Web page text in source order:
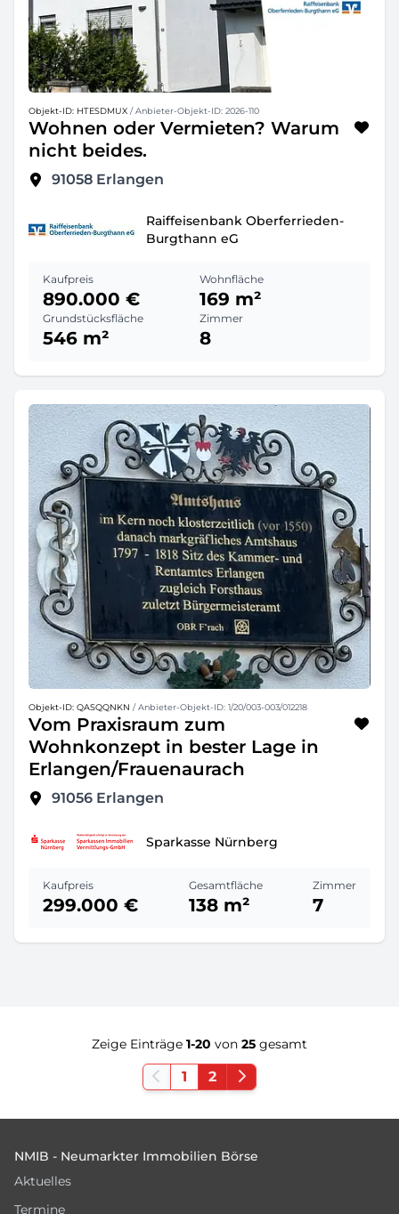
Objekt-ID: HTESDMUX / Anbieter-Objekt-ID: 2026-110
Wohnen oder Vermieten? Warum
nicht beides.
91058 Erlangen
Raiffeisenbank Oberferrieden-
Burgthann eG
Kaufpreis
890.000 €
Wohnfläche
169 m²
Grundstücksfläche
546 m²
Zimmer
8
Objekt-ID: QASQQNKN / Anbieter-Objekt-ID: 1/20/003-003/012218
Vom Praxisraum zum
Wohnkonzept in bester Lage in
Erlangen/Frauenaurach
91056 Erlangen
Sparkasse Nürnberg
Kaufpreis
299.000 €
Gesamtfläche
138 m²
Zimmer
7
Zeige Einträge 1-20 von 25 gesamt
1 2
NMIB - Neumarkter Immobilien Börse
Aktuelles
Termine